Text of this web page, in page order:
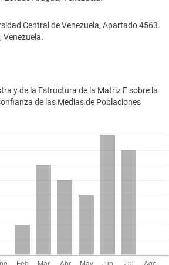
Central de Venezuela, Apartado 4563.
Venezuela.
y de la Estructura de la Matriz E sobre la
de las Medias de Poblaciones